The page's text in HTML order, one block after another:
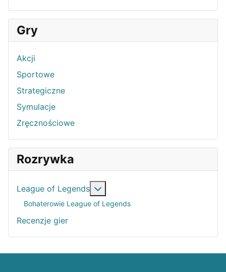
Gry
Akcji
Sportowe
Strategiczne
Symulacje
Zręcznościowe
Rozrywka
League of Legends
Bohaterowie League of Legends
Recenzje gier